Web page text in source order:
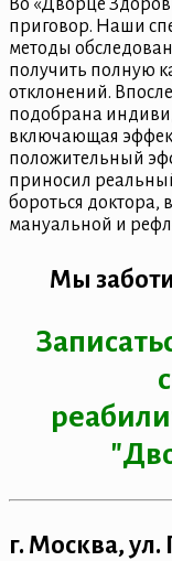
приговор. Наши
методы
получить полную
отклонений.
подобрана
включающая
положительный
приносил
бороться
мануальной и
Мы
г. Москва,